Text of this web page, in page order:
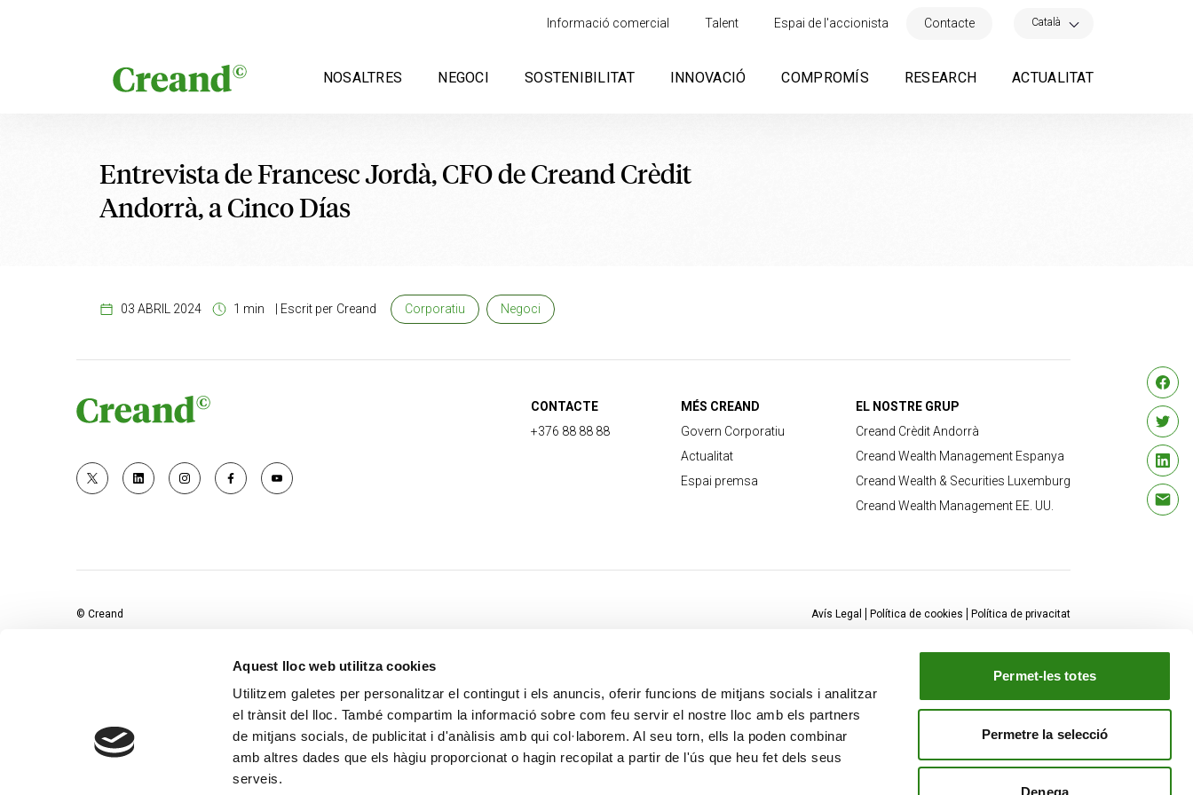
Aquest lloc web utilitza cookies
Utilitzem galetes per personalitzar el contingut i els anuncis, oferir funcions de mitjans socials i analitzar
el trànsit del lloc. També compartim la informació sobre com feu servir el nostre lloc amb els partners
de mitjans socials, de publicitat i d'anàlisis amb qui col·laborem. Al seu torn, ells la poden combinar
amb altres dades que els hàgiu proporcionat o hagin recopilat a partir de l'ús que heu fet dels seus
serveis.
Permet-les totes
Permetre la selecció
Denega
Informació comercial Talent Espai de l'accionista Contacte Català
NOSALTRES NEGOCI SOSTENIBILITAT INNOVACIÓ COMPROMÍS RESEARCH ACTUALITAT
Entrevista de Francesc Jordà, CFO de Creand Crèdit
Andorrà, a Cinco Días
03 ABRIL 2024 1 min Escrit per Creand Corporatiu Negoci
CONTACTE
+376 88 88 88
MÉS CREAND
Govern Corporatiu
Actualitat
Espai premsa
EL NOSTRE GRUP
Creand Crèdit Andorrà
Creand Wealth Management Espanya
Creand Wealth & Securities Luxemburg
Creand Wealth Management EE. UU.
© Creand Avís Legal Política de cookies Política de privacitat